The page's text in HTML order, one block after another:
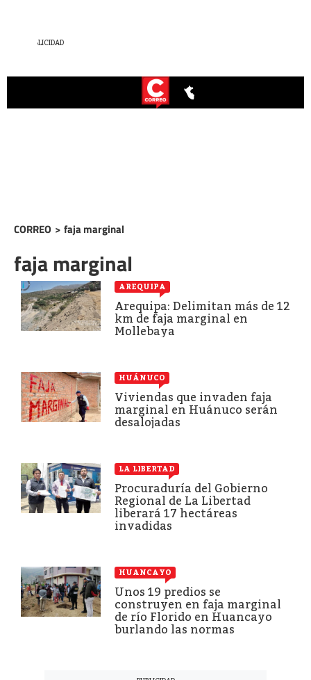
CORREO > faja marginal
faja marginal
AREQUIPA
Arequipa: Delimitan más de 12
km de faja marginal en
Mollebaya
HUÁNUCO
Viviendas que invaden faja
marginal en Huánuco serán
desalojadas
LA LIBERTAD
Procuraduría del Gobierno
Regional de La Libertad
liberará 17 hectáreas
invadidas
HUANCAYO
Unos 19 predios se
construyen en faja marginal
de río Florido en Huancayo
burlando las normas